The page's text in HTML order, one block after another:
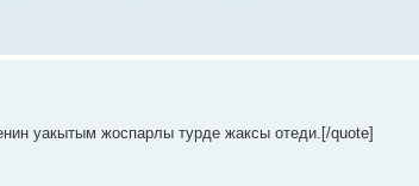
уакытым жоспарлы турде жаксы отеди.[/quote]